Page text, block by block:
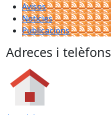
Avisos
Notícies
Publicacions
Adreces i telèfons